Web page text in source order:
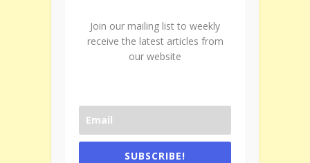
Join our mailing list to weekly
receive the latest articles from
our website
SUBSCRIBE!